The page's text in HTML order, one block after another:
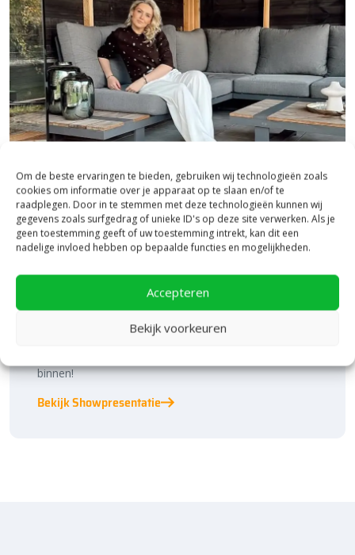
Om de beste ervaringen te bieden, gebruiken wij technologieën zoals
cookies om informatie over je apparaat op te slaan en/of te
raadplegen. Door in te stemmen met deze technologieën kunnen wij
gegevens zoals surfgedrag of unieke ID's op deze site verwerken. Als je
geen toestemming geeft of uw toestemming intrekt, kan dit een
nadelige invloed hebben op bepaalde functies en mogelijkheden.
Accepteren
Bekijk voorkeuren
Bezoek onze vestiging in Heerde,
inspiratie binnen én buiten!
Laat je inspireren in ons 2.500 m² experience centre,
binnen én buiten. Hier ontdek je de nieuwste
bestratingstrends, zie je materialen in het echt en krijg
je, als je dat wilt, specialistisch advies van ons team.
binnen!
Bekijk Showpresentatie